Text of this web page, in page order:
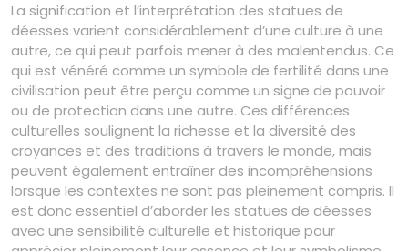
La signification et l’interprétation des statues de
déesses varient considérablement d’une culture à une
autre, ce qui peut parfois mener à des malentendus. Ce
qui est vénéré comme un symbole de fertilité dans une
civilisation peut être perçu comme un signe de pouvoir
ou de protection dans une autre. Ces différences
culturelles soulignent la richesse et la diversité des
croyances et des traditions à travers le monde, mais
peuvent également entraîner des incompréhensions
lorsque les contextes ne sont pas pleinement compris. Il
est donc essentiel d’aborder les statues de déesses
avec une sensibilité culturelle et historique pour